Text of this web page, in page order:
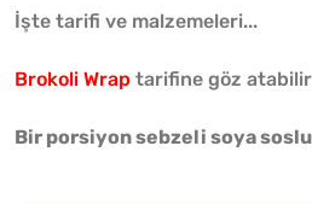
İşte tarifi ve malzemeleri...
Brokoli Wrap tarifine göz
Bir porsiyon sebzeli soya